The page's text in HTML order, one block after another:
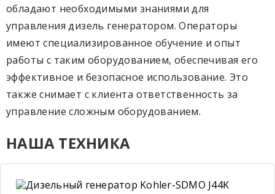
обладают необходимыми знаниями для
управления дизель генератором. Операторы
имеют специализированное обучение и опыт
работы с таким оборудованием, обеспечивая его
эффективное и безопасное использование. Это
также снимает с клиента ответственность за
управление сложным оборудованием.
НАША ТЕХНИКА